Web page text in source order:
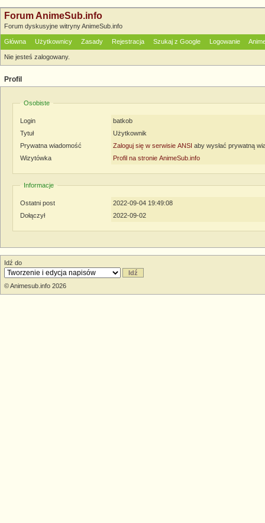
Forum AnimeSub.info
Forum dyskusyjne witryny AnimeSub.info
Główna Użytkownicy Zasady Rejestracja Szukaj z Google Logowanie
Nie jesteś zalogowany.
Profil
Osobiste
Login
batkob
Tytuł
Użytkownik
Prywatna wiadomość
Zaloguj się w serwisie ANSI aby wysłać prywatną
Wizytówka
Profil na stronie AnimeSub.info
Informacje
Ostatni post
2022-09-04 19:49:08
Dołączył
2022-09-02
Idź do
© Animesub.info 2026